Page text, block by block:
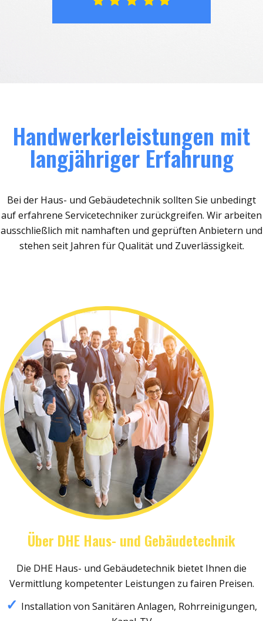
Handwerkerleistungen mit
langjähriger Erfahrung
Bei der Haus- und Gebäudetechnik sollten Sie unbedingt
auf erfahrene Servicetechniker zurückgreifen. Wir arbeiten
ausschließlich mit namhaften und geprüften Anbietern und
stehen seit Jahren für Qualität und Zuverlässigkeit.
Über DHE Haus- und Gebäudetechnik
Die DHE Haus- und Gebäudetechnik bietet Ihnen die
Vermittlung kompetenter Leistungen zu fairen Preisen.
Installation von Sanitären Anlagen, Rohrreinigungen,